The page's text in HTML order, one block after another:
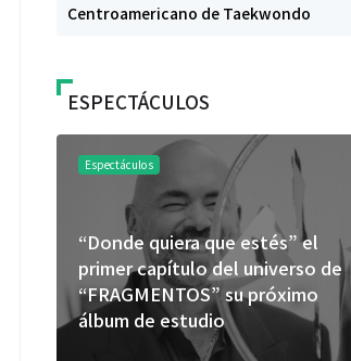
Centroamericano de Taekwondo
ESPECTÁCULOS
Espectáculos
“Donde quiera que estés” el
primer capítulo del universo de
“FRAGMENTOS” su próximo
álbum de estudio